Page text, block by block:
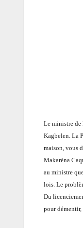
Le ministre
Kagbelen. La
maison, vous
Makaréna
au ministre
lois. Le
Du
pour démentir,